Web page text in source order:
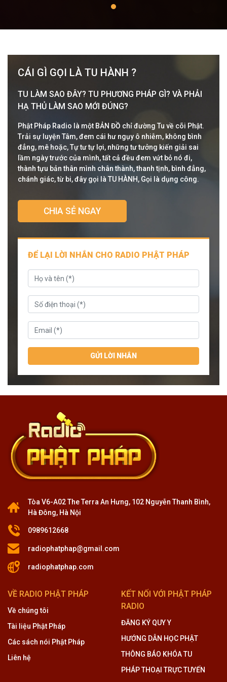
CÁI GÌ GỌI LÀ TU HÀNH ?
TU LÀM SAO ĐÂY? TU PHƯƠNG PHÁP GÌ? VÀ PHẢI
HẠ THỦ LÀM SAO MỚI ĐÚNG?
Phật Pháp Radio là một BẢN ĐỒ chỉ đường Tu về cõi Phật.
Trải sự luyện Tâm, đem cái hư ngụy ô nhiễm, không bình
đẳng, mê hoặc, Tự tư tự lợi, những tư tưởng kiến giải sai
lầm ngày trước của mình, tất cả đều đem vứt bỏ nó đi,
thành tựu bản thân mình chân thành, thanh tịnh, bình đẳng,
chánh giác, từ bi, đây gọi là TU HÀNH, Gọi là dụng công.
CHIA SẺ NGAY
ĐỂ LẠI LỜI NHẮN CHO RADIO PHẬT PHÁP
GỬI LỜI NHẮN
Tòa V6-A02 The Terra An Hưng, 102 Nguyễn Thanh Bình,
Hà Đông, Hà Nội
0989612668
radiophatphap@gmail.com
radiophatphap.com
VỀ RADIO PHẬT PHÁP
Về chúng tôi
Tài liệu Phật Pháp
Các sách nói Phật Pháp
Liên hệ
KẾT NỐI VỚI PHẬT PHÁP
RADIO
ĐĂNG KÝ QUY Y
HƯỚNG DẪN HỌC PHẬT
THÔNG BÁO KHÓA TU
PHÁP THOẠI TRỰC TUYẾN